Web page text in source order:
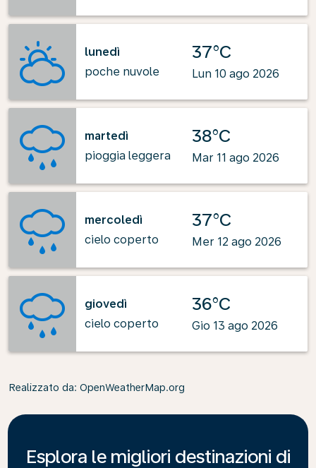
lunedì
poche nuvole
37°C
Lun 10 ago 2026
martedì
pioggia leggera
38°C
Mar 11 ago 2026
mercoledì
cielo coperto
37°C
Mer 12 ago 2026
giovedì
cielo coperto
36°C
Gio 13 ago 2026
Realizzato da: OpenWeatherMap.org
Esplora le migliori destinazioni di